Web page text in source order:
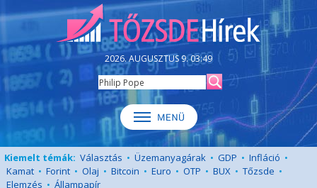
2026. AUGUSZTUS 9. 03:49
Kiemelt témák: Választás • Üzemanyagárak • GDP • Infláció •
Kamat • Forint • Olaj • Bitcoin • Euro • OTP • BUX • Tőzsde •
Elemzés • Állampapír